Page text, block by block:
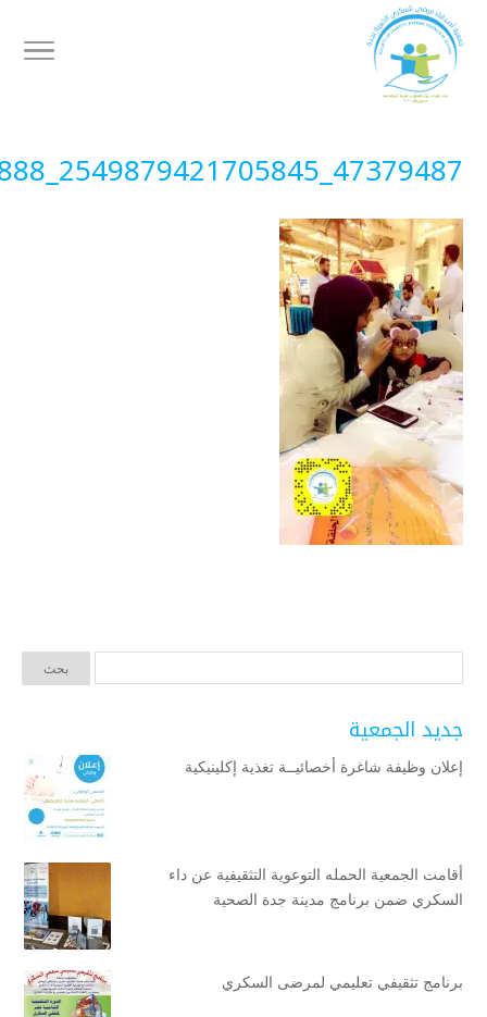
47379487_2549879421705845_6348502305381285888_n
جديد الجمعية
إعلان وظيفة شاغرة أخصائيــة تغذية إكلينيكية
أقامت الجمعية الحمله التوعوية التثقيفية عن داء
السكري ضمن برنامج مدينة جدة الصحية
برنامج تثقيفي تعليمي لمرضى السكري